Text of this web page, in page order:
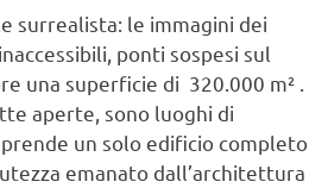
surrealista: le immagini dei
ponti sospesi sul
una superficie di 320.000 m² .
aperte, sono luoghi di
un solo edificio completo
emanato dall’architettura